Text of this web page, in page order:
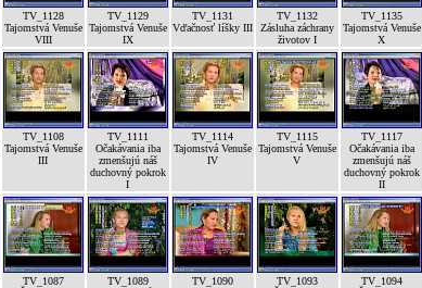
TV_1128
Tajomstvá Venuše
VIII
TV_1129
Tajomstvá Venuše
IX
TV_1131
Vďačnosť líšky III
TV_1132
Zásluha záchrany
životov I
TV_1135
Tajomstvá Venuše
X
TV_1108
Tajomstvá Venuše
III
TV_1111
Očakávania iba
zmenšujú náš
duchovný pokrok
I
TV_1114
Tajomstvá Venuše
IV
TV_1115
Tajomstvá Venuše
V
TV_1117
Očakávania iba
zmenšujú náš
duchovný pokrok
II
TV_1087
TV_1089
TV_1090
TV_1093
TV_1094